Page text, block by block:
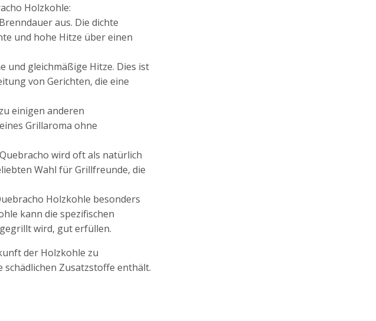
Holzkohle:
aus. Die dichte
und hohe Hitze über einen
und gleichmäßige Hitze. Dies ist
von Gerichten, die eine
einigen anderen
Grillaroma ohne
wird oft als natürlich
Wahl für Grillfreunde, die
Holzkohle besonders
kann die spezifischen
wird, gut erfüllen.
der Holzkohle zu
Zusatzstoffe enthält.